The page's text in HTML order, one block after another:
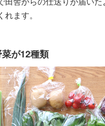
ます。
が12種類